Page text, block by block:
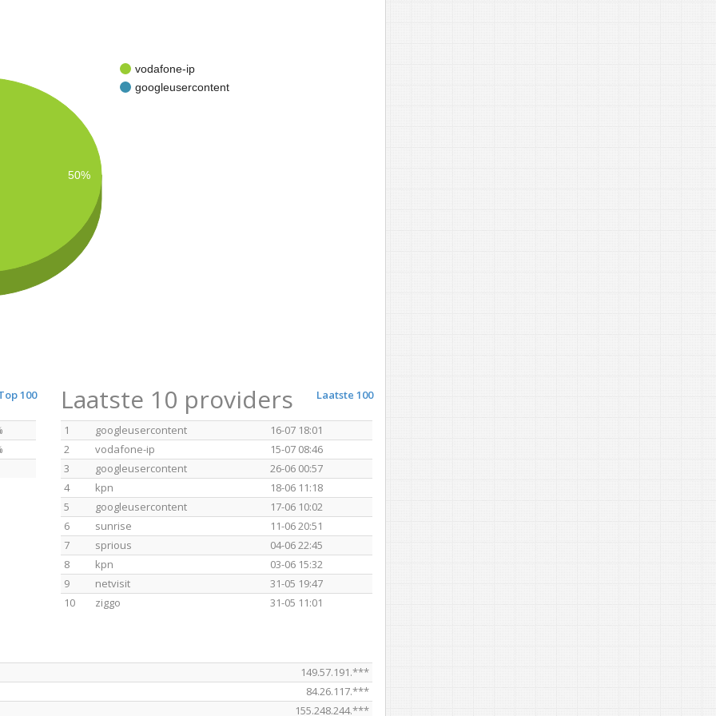
vodafone-ip
googleusercontent
50%
100 Laatste 100
Laatste 10 providers
1 googleusercontent
16-07 18:01
2
vodafone-ip
15-07 08:46
3
googleusercontent
26-06 00:57
4
kpn
18-06 11:18
5
googleusercontent
17-06 10:02
6
sunrise
11-06 20:51
7
sprious
04-06 22:45
8
kpn
03-06 15:32
9
netvisit
31-05 19:47
10
ziggo 31-05 11:01
149.57.191.***
84.26.117.***
155.248.244.***